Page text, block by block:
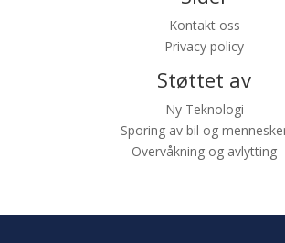
Kontakt oss
Privacy policy
Støttet av
Ny Teknologi
Sporing av bil og
Overvåkning og avlytting